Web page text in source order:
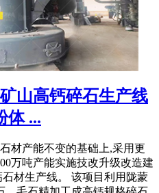
山高钙碎石生产线
体 ...
材产能不变的基础上,采用更
万吨产能实施技改升级改造建
材生产线。 该项目利用陇蒙